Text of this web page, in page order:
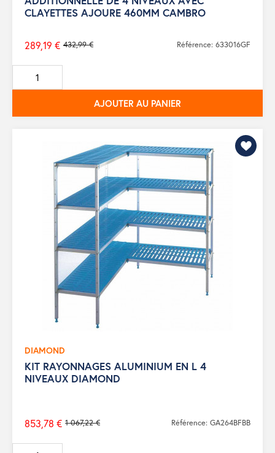
CLAYETTES AJOURE 460MM CAMBRO
Prix
de
base
432,99 €
289,19 € Référence: 633016GF
AJOUTER AU PANIER
DIAMOND
KIT RAYONNAGES ALUMINIUM EN L 4
NIVEAUX DIAMOND
Prix
de
1 067,22 €
853,78 € Référence: GA264BFBB